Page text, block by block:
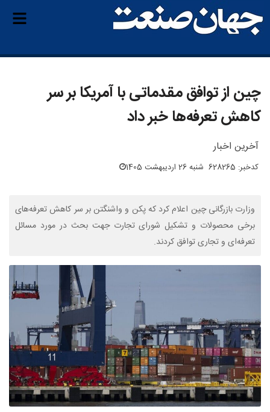
چین از توافق مقدماتی با آمریکا بر سر
کاهش تعرفه‌ها خبر داد
آخرین اخبار
کدخبر: 628265 شنبه 26 اردیبهشت 1405
وزارت بازرگانی چین اعلام کرد که پکن و واشنگتن بر سر کاهش تعرفه‌های
برخی محصولات و تشکیل شورای تجارت جهت بحث در مورد مسائل
تعرفه‌ای و تجاری توافق کردند.